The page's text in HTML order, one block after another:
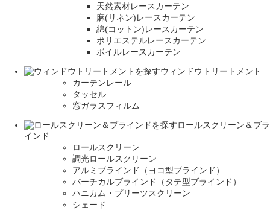
天然素材レースカーテン
麻(リネン)レースカーテン
綿(コットン)レースカーテン
ポリエステルレースカーテン
ボイルレースカーテン
ウィンドウトリートメント
カーテンレール
タッセル
窓ガラスフィルム
ロールスクリーン＆ブラ
インド
ロールスクリーン
調光ロールスクリーン
アルミブラインド（ヨコ型ブラインド）
バーチカルブラインド（タテ型ブラインド）
ハニカム・プリーツスクリーン
シェード